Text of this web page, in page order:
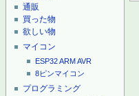
通販
買った物
欲しい物
マイコン
ESP32ARMAVR
8ピンマイコン
プログラミング